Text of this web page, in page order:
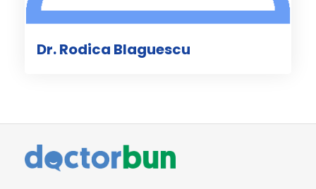
Dr. Rodica Blaguescu